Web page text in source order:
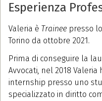
Esperienza
Valeria è Trainee presso
Torino da ottobre 2021.
Prima di conseguire la
Avvocati, nel 2018
internship presso uno
specializzato in diritto